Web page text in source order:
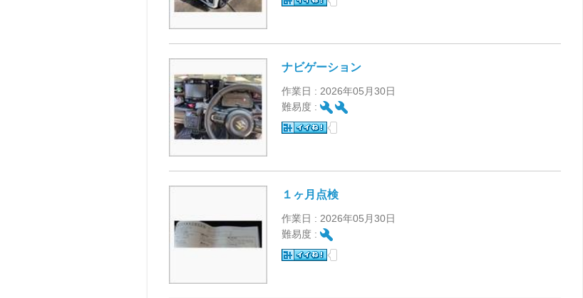
ナビゲーション
作業日 : 2026年05月30日
難易度 :
１ヶ月点検
作業日 : 2026年05月30日
難易度 :